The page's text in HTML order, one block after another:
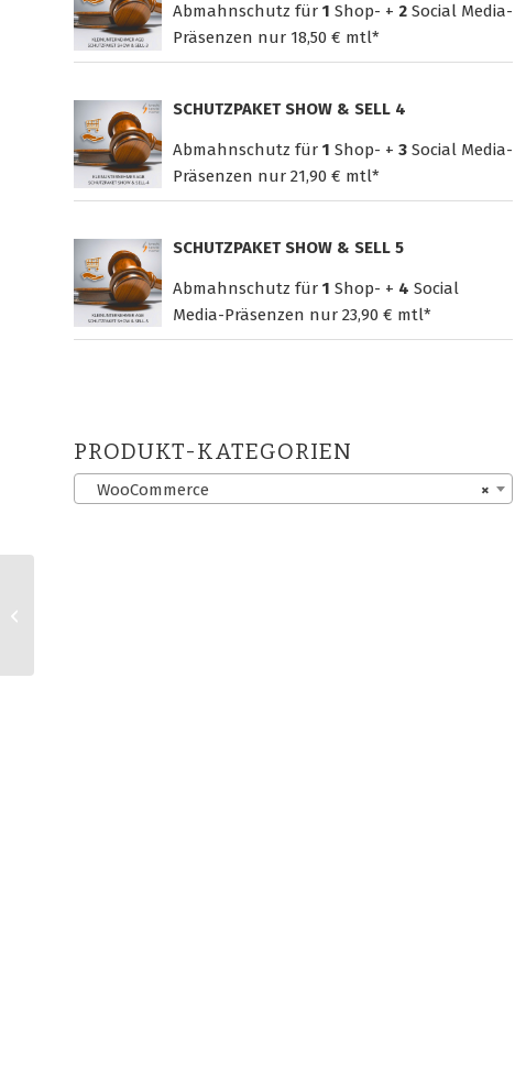
Abmahnschutz für 1 Shop- + 2 Social Media-
Präsenzen nur 18,50 € mtl*
SCHUTZPAKET SHOW & SELL 4
Abmahnschutz für 1 Shop- + 3 Social Media-
Präsenzen nur 21,90 € mtl*
SCHUTZPAKET SHOW & SELL 5
Abmahnschutz für 1 Shop- + 4 Social
Media-Präsenzen nur 23,90 € mtl*
PRODUKT-KATEGORIEN
×
WooCommerce